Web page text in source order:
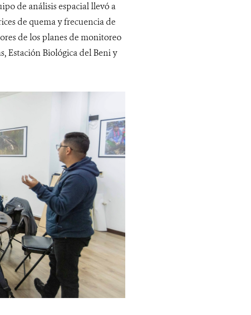
de análisis espacial llevó a
de quema y frecuencia de
de los planes de monitoreo
Estación Biológica del Beni y